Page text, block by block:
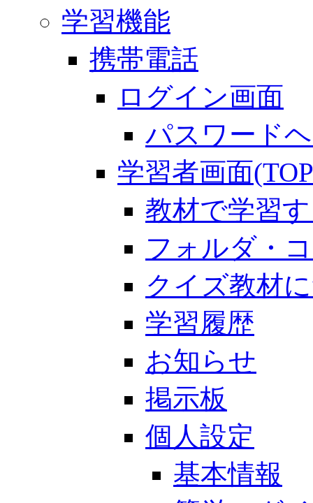
学習機能
携帯電話
ログイン画面
パスワード
学習者画面
教材で学習
フォルダ・
クイズ教材
学習履歴
お知らせ
掲示板
個人設定
基本情報